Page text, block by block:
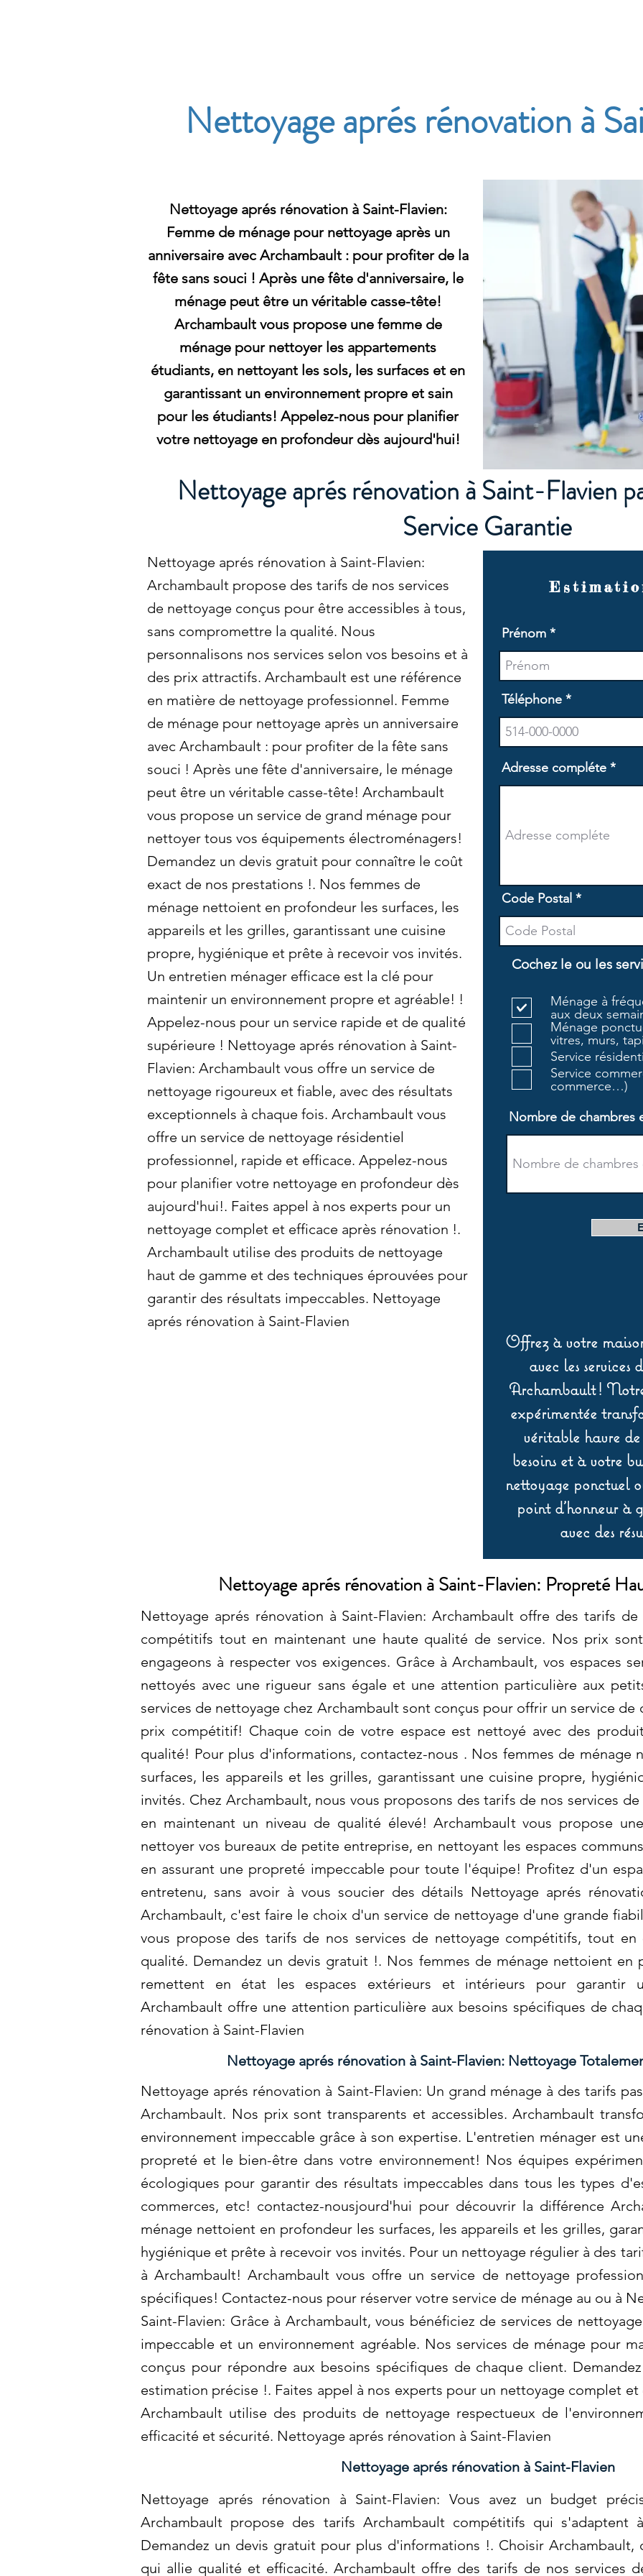
Nettoyage aprés rénovation à
Nettoyage aprés rénovation à Saint-Flavien:
Femme de ménage pour nettoyage après un
anniversaire avec Archambault : pour profiter de la
fête sans souci ! Après une fête d'anniversaire, le
ménage peut être un véritable casse-tête!
Archambault vous propose une femme de
ménage pour nettoyer les appartements
étudiants, en nettoyant les sols, les surfaces et en
garantissant un environnement propre et sain
pour les étudiants! Appelez-nous pour planifier
votre nettoyage en profondeur dès aujourd'hui!
Nettoyage aprés rénovation à Saint-Flavien
Service Garantie
Nettoyage aprés rénovation à Saint-Flavien:
Archambault propose des tarifs de nos services
de nettoyage conçus pour être accessibles à tous,
sans compromettre la qualité. Nous
personnalisons nos services selon vos besoins et à
des prix attractifs. Archambault est une référence
en matière de nettoyage professionnel. Femme
de ménage pour nettoyage après un anniversaire
avec Archambault : pour profiter de la fête sans
souci ! Après une fête d'anniversaire, le ménage
peut être un véritable casse-tête! Archambault
vous propose un service de grand ménage pour
nettoyer tous vos équipements électroménagers!
Demandez un devis gratuit pour connaître le coût
exact de nos prestations !. Nos femmes de
ménage nettoient en profondeur les surfaces, les
appareils et les grilles, garantissant une cuisine
propre, hygiénique et prête à recevoir vos invités.
Un entretien ménager efficace est la clé pour
maintenir un environnement propre et agréable! !
Appelez-nous pour un service rapide et de qualité
supérieure ! Nettoyage aprés rénovation à Saint-
Flavien: Archambault vous offre un service de
nettoyage rigoureux et fiable, avec des résultats
exceptionnels à chaque fois. Archambault vous
offre un service de nettoyage résidentiel
professionnel, rapide et efficace. Appelez-nous
pour planifier votre nettoyage en profondeur dès
aujourd'hui!. Faites appel à nos experts pour un
nettoyage complet et efficace après rénovation !.
Archambault utilise des produits de nettoyage
haut de gamme et des techniques éprouvées pour
garantir des résultats impeccables. Nettoyage
aprés rénovation à Saint-Flavien
Prénom
Téléphone
Adresse compléte
Code Postal
Cochez le ou les
Ménage à
aux deux
Ménage
vitres, murs,
Service
Service
commerce…)
Nombre de chambres
Offrez à votre
avec les services
Archambault !
expérimentée
véritable havre
besoins et à votre
nettoyage ponctuel
point d’honneur à
avec des
Nettoyage aprés rénovation à Saint-Flavien: Propreté
Nettoyage aprés rénovation à Saint-Flavien: Archambault offre des tarifs
compétitifs tout en maintenant une haute qualité de service. Nos prix
engageons à respecter vos exigences. Grâce à Archambault, vos espaces
nettoyés avec une rigueur sans égale et une attention particulière aux
services de nettoyage chez Archambault sont conçus pour offrir un service de
prix compétitif! Chaque coin de votre espace est nettoyé avec des
qualité! Pour plus d'informations, contactez-nous . Nos femmes de ménage
surfaces, les appareils et les grilles, garantissant une cuisine propre,
invités. Chez Archambault, nous vous proposons des tarifs de nos services
en maintenant un niveau de qualité élevé! Archambault vous propose
nettoyer vos bureaux de petite entreprise, en nettoyant les espaces
en assurant une propreté impeccable pour toute l'équipe! Profitez d'un
entretenu, sans avoir à vous soucier des détails Nettoyage aprés
Archambault, c'est faire le choix d'un service de nettoyage d'une grande
vous propose des tarifs de nos services de nettoyage compétitifs, tout en
qualité. Demandez un devis gratuit !. Nos femmes de ménage nettoient en
remettent en état les espaces extérieurs et intérieurs pour garantir
Archambault offre une attention particulière aux besoins spécifiques de
rénovation à Saint-Flavien
Nettoyage aprés rénovation à Saint-Flavien: Nettoyage
Nettoyage aprés rénovation à Saint-Flavien: Un grand ménage à des tarifs
Archambault. Nos prix sont transparents et accessibles. Archambault
environnement impeccable grâce à son expertise. L'entretien ménager est
propreté et le bien-être dans votre environnement! Nos équipes
écologiques pour garantir des résultats impeccables dans tous les types
commerces, etc! contactez-nousjourd'hui pour découvrir la différence
ménage nettoient en profondeur les surfaces, les appareils et les grilles,
hygiénique et prête à recevoir vos invités. Pour un nettoyage régulier à des
à Archambault! Archambault vous offre un service de nettoyage
spécifiques! Contactez-nous pour réserver votre service de ménage au ou à
Saint-Flavien: Grâce à Archambault, vous bénéficiez de services de
impeccable et un environnement agréable. Nos services de ménage pour
conçus pour répondre aux besoins spécifiques de chaque client.
estimation précise !. Faites appel à nos experts pour un nettoyage complet
Archambault utilise des produits de nettoyage respectueux de
efficacité et sécurité. Nettoyage aprés rénovation à Saint-Flavien
Nettoyage aprés rénovation à Saint-Flavien
Nettoyage aprés rénovation à Saint-Flavien: Vous avez un budget
Archambault propose des tarifs Archambault compétitifs qui s'adaptent
Demandez un devis gratuit pour plus d'informations !. Choisir
qui allie qualité et efficacité. Archambault offre des tarifs de nos services